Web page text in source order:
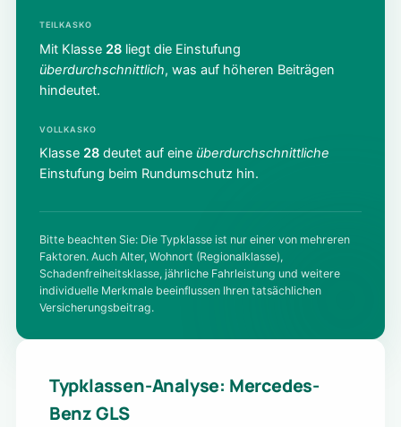
TEILKASKO
Mit Klasse 28liegt die Einstufung
überdurchschnittlich, was auf höheren Beiträgen
hindeutet.
VOLLKASKO
Klasse 28deutet auf eine überdurchschnittliche
Einstufung beim Rundumschutz hin.
Bitte beachten Sie: Die Typklasse ist nur einer von mehreren
Faktoren. Auch Alter, Wohnort (Regionalklasse),
Schadenfreiheitsklasse, jährliche Fahrleistung und weitere
individuelle Merkmale beeinflussen Ihren tatsächlichen
Versicherungsbeitrag.
Typklassen-Analyse: Mercedes-
Benz GLS